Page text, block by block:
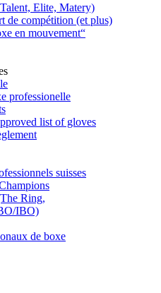
Elite, Matery)
de compétition (et plus)
en mouvement“
professionelle
list of gloves
suisses
Ring,
IBO)
de boxe